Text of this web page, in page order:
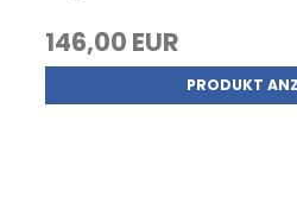
146,00 EUR
PRODUKT